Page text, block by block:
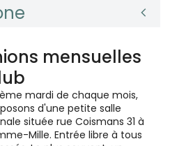
mensuelles
mardi de chaque mois,
d'une petite salle
située rue Coismans 31 à
Mille. Entrée libre à tous